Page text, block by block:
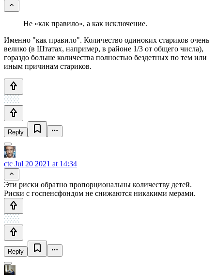
Не «как правило», а как исключение.
Именно "как правило". Количество одиноких стариков очень
велико (в Штатах, например, в районе 1/3 от общего числа),
гораздо больше количества полностью бездетных по тем или
иным причинам стариков.
Reply
ctc Jul 20 2021 at 14:34
Эти риски обратно пропорциональны количеству детей.
Риски с госпенсфондом не снижаются никакими мерами.
Reply